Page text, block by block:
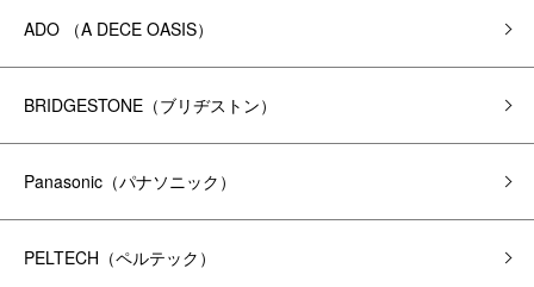
ADO （A DECE OASIS）
BRIDGESTONE（ブリヂストン）
Panasonic（パナソニック）
PELTECH（ペルテック）